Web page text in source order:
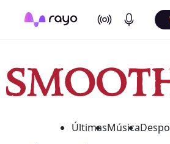
On Air Podcasts
ÚltimasMúsica